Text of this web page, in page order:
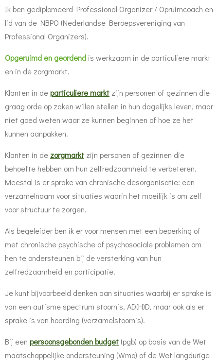
Ik ben gediplomeerd Professional Organizer / Opruimcoach en
lid van de NBPO (Nederlandse Beroepsvereniging van
Professional Organizers).
Opgeruimd en geordend is werkzaam in de particuliere markt
en in de zorgmarkt.
Klanten in departiculiere markt zijn personen of gezinnen die
graag orde op zaken willen stellen in hun dagelijks leven, maar
niet goed weten waar ze kunnen beginnen of hoe ze het
kunnen aanpakken.
Klanten in de zorgmarkt zijn personen of gezinnen die
behoefte hebben om hun zelfredzaamheid te verbeteren.
Meestal is er sprake van chronische desorganisatie: een
verzamelnaam voor situaties waarin het moeilijk is om zelf
voor structuur te zorgen.
Als begeleider ben ik er voor mensen met een beperking of
met chronische psychische of psychosociale problemen om
hen te ondersteunen bij de versterking van hun
zelfredzaamheid en participatie.
Je kunt bijvoorbeeld denken aan situaties waarbij er sprake is
van een autisme spectrum stoornis, AD(H)D, maar ook als er
sprake is van hoarding (verzamelstoornis).
Bij een persoonsgebonden budget (pgb) op basis van de Wet
maatschappelijke ondersteuning (Wmo) of de Wet langdurige